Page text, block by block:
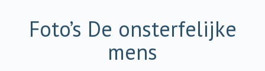
Foto’s De onsterfelijke
mens